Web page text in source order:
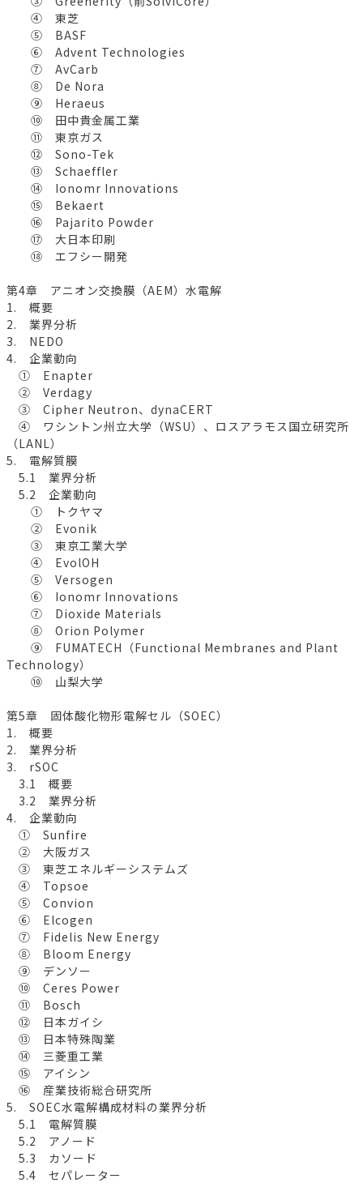
④ 東芝
⑤ BASF
⑥ Advent Technologies
⑦ AvCarb
⑧ De Nora
⑨ Heraeus
⑩ 田中貴金属工業
⑪ 東京ガス
⑫ Sono-Tek
⑬ Schaeffler
⑭ Ionomr Innovations
⑮ Bekaert
⑯ Pajarito Powder
⑰ 大日本印刷
⑱ エフシー開発
第4章 アニオン交換膜（AEM）水電解
1. 概要
2. 業界分析
3. NEDO
4. 企業動向
① Enapter
② Verdagy
③ Cipher Neutron、dynaCERT
④ ワシントン州立大学（WSU）、ロスアラモス国立研究所
（LANL）
5. 電解質膜
5.1 業界分析
5.2 企業動向
① トクヤマ
② Evonik
③ 東京工業大学
④ EvolOH
⑤ Versogen
⑥ Ionomr Innovations
⑦ Dioxide Materials
⑧ Orion Polymer
⑨ FUMATECH（Functional Membranes and Plant
Technology）
⑩ 山梨大学
第5章 固体酸化物形電解セル（SOEC）
1. 概要
2. 業界分析
3. rSOC
3.1 概要
3.2 業界分析
4. 企業動向
① Sunfire
② 大阪ガス
③ 東芝エネルギーシステムズ
④ Topsoe
⑤ Convion
⑥ Elcogen
⑦ Fidelis New Energy
⑧ Bloom Energy
⑨ デンソー
⑩ Ceres Power
⑪ Bosch
⑫ 日本ガイシ
⑬ 日本特殊陶業
⑭ 三菱重工業
⑮ アイシン
⑯ 産業技術総合研究所
5. SOEC水電解構成材料の業界分析
5.1 電解質膜
5.2 アノード
5.3 カソード
5.4 セパレーター